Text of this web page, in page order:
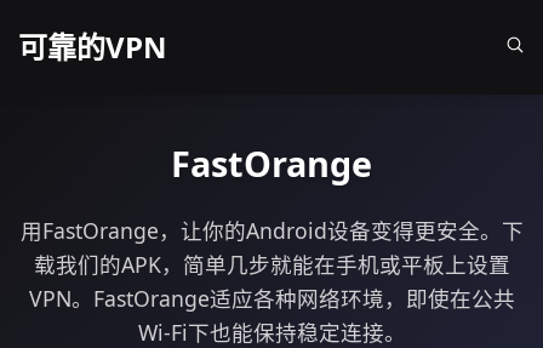
可靠的VPN
FastOrange
用FastOrange，让你的Android设备变得更安全。下
载我们的APK，简单几步就能在手机或平板上设置
VPN。FastOrange适应各种网络环境，即使在公共
Wi-Fi下也能保持稳定连接。